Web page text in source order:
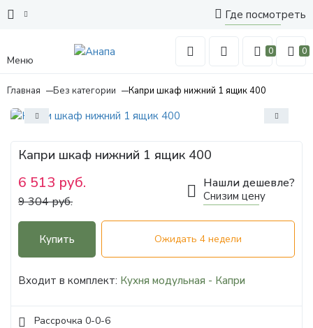
Где посмотреть
Меню
0 0
Главная Без категории Капри шкаф нижний 1 ящик 400
Рассрочка 0-0-6
Капри шкаф нижний 1 ящик 400
6 513 руб.
9 304 руб.
Нашли дешевле?
Снизим цену
Купить Ожидать 4 недели
Входит в комплект: Кухня модульная - Капри